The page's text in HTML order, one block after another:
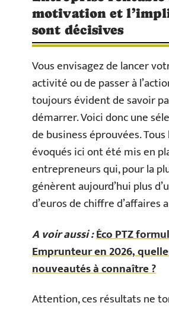
motivation et
sont décisives
Vous envisagez de lancer
activité ou de passer à
toujours évident de savoir
démarrer. Voici donc une
de business éprouvées.
évoqués ici ont été mis en
entrepreneurs qui, pour la
génèrent aujourd’hui plus
d’euros de chiffre d’affaires
A voir aussi :Éco PTZ
Emprunteur en 2026,
nouveautés à connaître ?
Attention, ces résultats ne